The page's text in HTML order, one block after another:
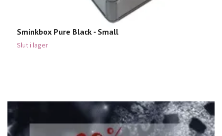
Sminkbox Pure Black - Small
Slut i lager